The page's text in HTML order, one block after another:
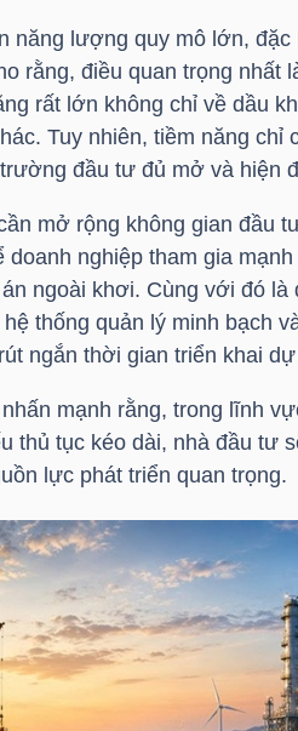
năng lượng quy mô lớn, đặc
rằng, điều quan trọng nhất
rất lớn không chỉ về dầu
Tuy nhiên, tiềm năng chỉ
đầu tư đủ mở và hiện
mở rộng không gian đầu
doanh nghiệp tham gia
ngoài khơi. Cùng với đó là
thống quản lý minh bạch
ngắn thời gian triển khai
mạnh rằng, trong lĩnh
thủ tục kéo dài, nhà đầu tư
lực phát triển quan trọng.